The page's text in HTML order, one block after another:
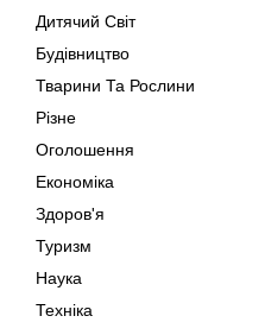
Дитячий Світ
Будівництво
Тварини Та Рослини
Різне
Оголошення
Економіка
Здоров'я
Туризм
Наука
Техніка